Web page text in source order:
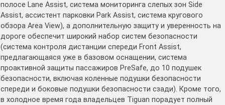
полосе Lane Assist, система мониторинга слепых зон Side
Assist, ассистент парковки Park Assist, система кругового
обзора Area View), а дополнительную защиту и уверенность на
дороге обеспечит широкий набор систем безопасности
(система контроля дистанции спереди Front Assist,
предлагающаяся уже в базовом оснащении, система
проактивной защиты пассажиров PreSafe, до 10 подушек
безопасности, включая коленные подушки безопасности
спереди и боковые подушки безопасности сзади). Кроме того,
в холодное время года владельцев Tiguan порадует полный